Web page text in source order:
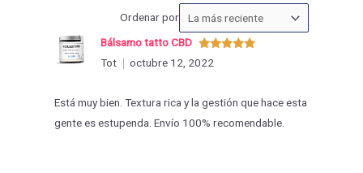
Ordenar porOrdenar
las
Valorado
con
Bálsamo tatto CBD
Tot
octubre 12, 2022
Está muy bien. Textura rica y la gestión que hace esta
gente es estupenda. Envío 100% recomendable.